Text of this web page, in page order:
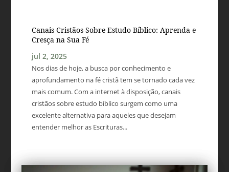
Canais Cristãos Sobre Estudo Bíblico: Aprenda e
Cresça na Sua Fé
jul 2, 2025
Nos dias de hoje, a busca por conhecimento e
aprofundamento na fé cristã tem se tornado cada vez
mais comum. Com a internet à disposição, canais
cristãos sobre estudo bíblico surgem como uma
excelente alternativa para aqueles que desejam
entender melhor as Escrituras...